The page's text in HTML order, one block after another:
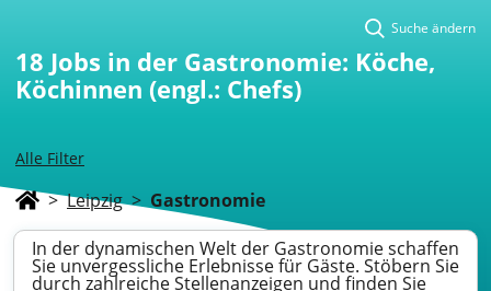
Alle Filter
Suche ändern
18 Jobs in der Gastronomie: Köche,
Köchinnen (engl.: Chefs)
> Leipzig > Gastronomie
In der dynamischen Welt der Gastronomie schaffen
Sie unvergessliche Erlebnisse für Gäste. Stöbern Sie
durch zahlreiche Stellenanzeigen und finden Sie